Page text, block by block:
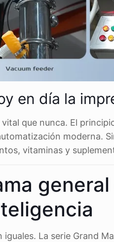
en día la
que nunca. El
moderna.
vitaminas y
La serie Grand